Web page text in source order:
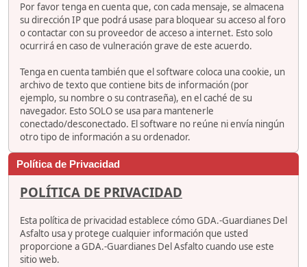
Por favor tenga en cuenta que, con cada mensaje, se almacena
su dirección IP que podrá usase para bloquear su acceso al foro
o contactar con su proveedor de acceso a internet. Esto solo
ocurrirá en caso de vulneración grave de este acuerdo.
Tenga en cuenta también que el software coloca una cookie, un
archivo de texto que contiene bits de información (por
ejemplo, su nombre o su contraseña), en el caché de su
navegador. Esto SOLO se usa para mantenerle
conectado/desconectado. El software no reúne ni envía ningún
otro tipo de información a su ordenador.
Política de Privacidad
POLÍTICA DE PRIVACIDAD
Esta política de privacidad establece cómo GDA.-Guardianes Del
Asfalto usa y protege cualquier información que usted
proporcione a GDA.-Guardianes Del Asfalto cuando use este
sitio web.